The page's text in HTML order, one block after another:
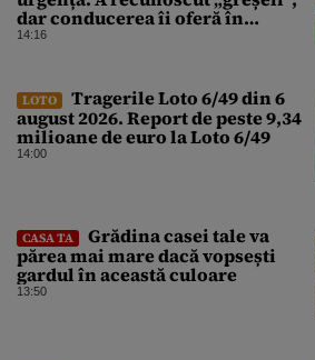
dar conducerea îi oferă în
continuare sprijin
14:16
LOTO
Tragerile Loto 6/49 din 6
august 2026. Report de peste 9,34
milioane de euro la Loto 6/49
14:00
CASA TA
Grădina casei tale va
părea mai mare dacă vopsești
gardul în această culoare
13:50